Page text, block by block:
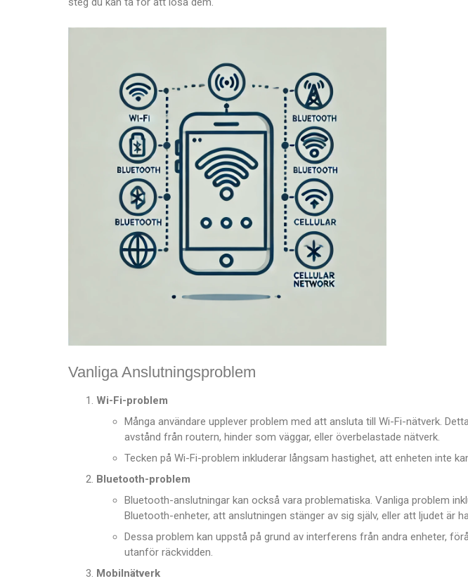
Vanliga Anslutningsproblem
Wi-Fi-problem
Många användare upplever problem med att ansluta till Wi-Fi-nätverk.
avstånd från routern, hinder som väggar, eller överbelastade nätverk.
Tecken på Wi-Fi-problem inkluderar långsam hastighet, att enheten inte
Bluetooth-problem
Bluetooth-anslutningar kan också vara problematiska. Vanliga problem
Bluetooth-enheter, att anslutningen stänger av sig själv, eller att ljudet är
Dessa problem kan uppstå på grund av interferens från andra enheter,
utanför räckvidden.
Mobilnätverk